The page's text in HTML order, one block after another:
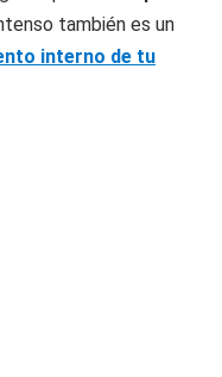
también es un
interno de tu